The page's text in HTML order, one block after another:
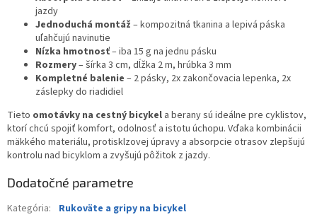
jazdy
Jednoduchá montáž – kompozitná tkanina a lepivá páska
uľahčujú navinutie
Nízka hmotnosť– iba 15 g na jednu pásku
Rozmery– šírka 3 cm, dĺžka 2 m, hrúbka 3 mm
Kompletné balenie – 2 pásky, 2x zakončovacia lepenka, 2x
záslepky do riadidiel
Tieto omotávky na cestný bicykel a berany sú ideálne pre cyklistov,
ktorí chcú spojiť komfort, odolnosť a istotu úchopu. Vďaka kombinácii
mäkkého materiálu, protisklzovej úpravy a absorpcie otrasov zlepšujú
kontrolu nad bicyklom a zvyšujú pôžitok z jazdy.
Dodatočné parametre
Kategória:
Rukoväte a gripy na bicykel